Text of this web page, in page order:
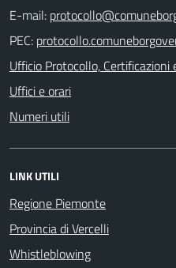
E-mail:
PEC:
Ufficio Protocollo, Certificazioni
Uffici e orari
Numeri utili
LINK UTILI
Regione Piemonte
Provincia di Vercelli
Whistleblowing